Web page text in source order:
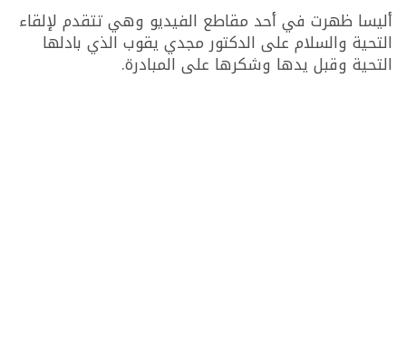
أليسا ظهرت في أحد مقاطع الفيديو وهي تتقدم لإلقاء
التحية والسلام على الدكتور مجدي يقوب الذي بادلها
التحية وقبل يدها وشكرها على المبادرة.